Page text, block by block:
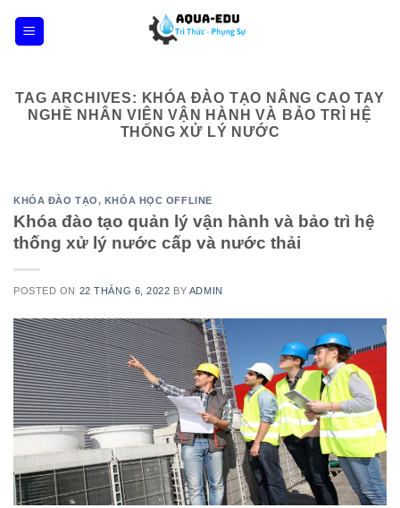
TAG ARCHIVES: KHÓA ĐÀO TẠO NÂNG CAO TAY
NGHỀ NHÂN VIÊN VẬN HÀNH VÀ BẢO TRÌ HỆ
THỐNG XỬ LÝ NƯỚC
KHÓA ĐÀO TẠO, KHÓA HỌC OFFLINE
Khóa đào tạo quản lý vận hành và bảo trì hệ
thống xử lý nước cấp và nước thải
POSTED ON 22 THÁNG 6, 2022 BY ADMIN